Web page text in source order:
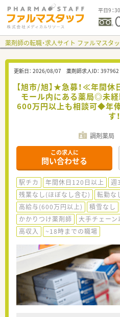
平日9：
薬剤師の転職・求人サイト ファルマスタ
更新日： 2026/08/07 薬剤師求人ID： 397962
【旭市/旭】★急募！≪年間
モール内にある薬局◎未
600万円以上も相談可◆年
す！
調剤薬局
この求人に
問い合わせる
駅チカ 年間休日120日以上 週
残業なし(ほぼなし含む)
転勤な
高給与(600万円以上)
積雪なし
かかりつけ薬剤師
大手チェーン
高収入
~18時までの職場